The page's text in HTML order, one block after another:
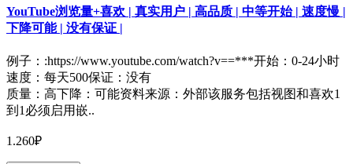
YouTube浏览量+喜欢 | 真实用户 | 高品质 | 中等开始 | 速度慢 |
下降可能 | 没有保证 |
例子：:https://www.youtube.com/watch?v==***开始：0-24小时
速度：每天500保证：没有
质量：高下降：可能资料来源：外部该服务包括视图和喜欢1
到1必须启用嵌..
1.260₽